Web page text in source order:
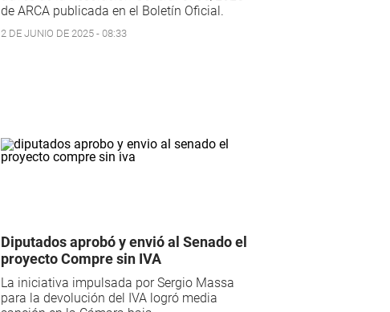
de ARCA publicada en el Boletín Oficial.
2 DE JUNIO DE 2025 - 08:33
Diputados aprobó y envió al Senado el
proyecto Compre sin IVA
La iniciativa impulsada por Sergio Massa
para la devolución del IVA logró media